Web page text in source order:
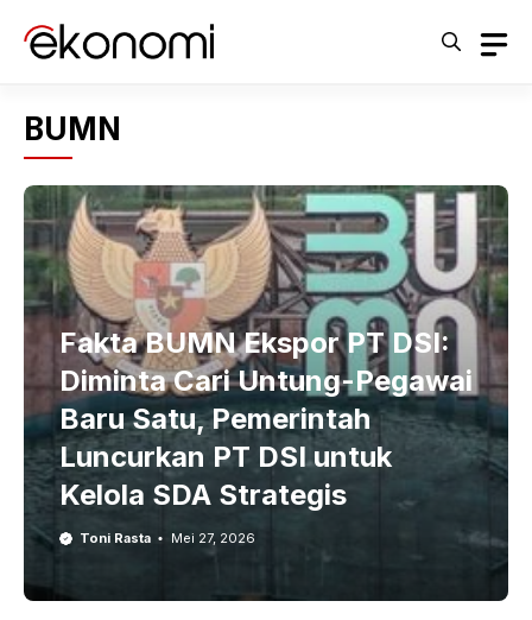
BUMN
Fakta BUMN Ekspor PT DSI:
Diminta Cari Untung-Pegawai
Baru Satu, Pemerintah
Luncurkan PT DSI untuk
Kelola SDA Strategis
Toni Rasta Mei 27, 2026